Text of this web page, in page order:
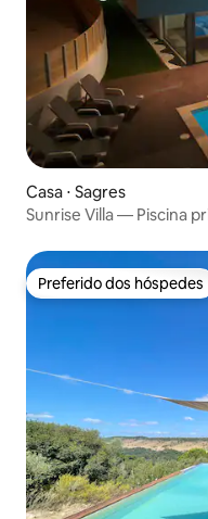
Casa ⋅ Sagres
Sunrise Villa — Piscina
Preferido dos hóspedes
Preferido dos hóspedes